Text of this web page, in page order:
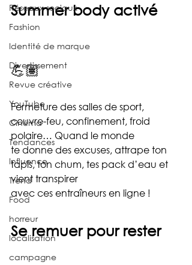
Réseaux sociaux
Fashion
Identité de marque
Divertissement
Revue créative
YouTube
Cinéma
Tendances
Influence
Trend
Food
horreur
localisation
campagne
Summer body activé
💪🏽
Fermeture des salles de sport,
couvre-feu, confinement, froid
polaire… Quand le monde
te donne des excuses, attrape ton
tapis, ton chum, tes pack d’eau et
vient transpirer
avec ces entraîneurs en ligne !
Se remuer pour rester